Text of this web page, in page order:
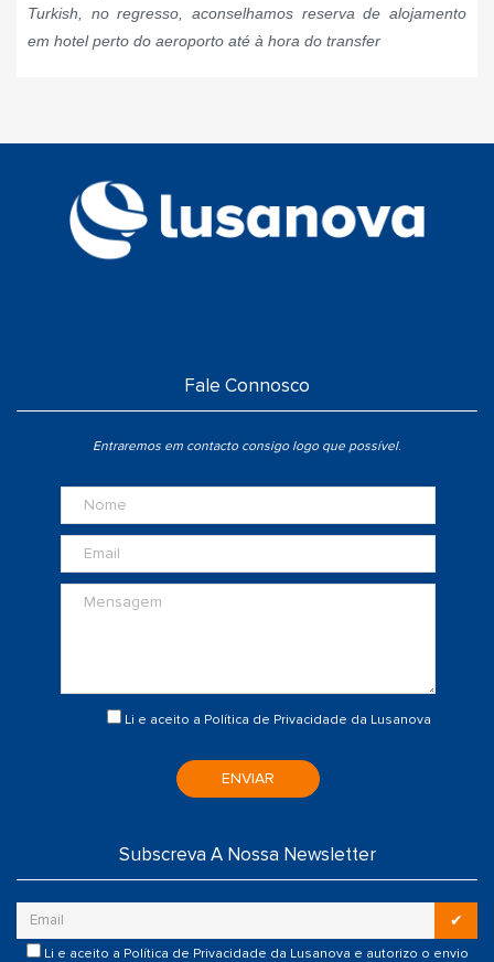
Turkish, no regresso, aconselhamos reserva de alojamento
em hotel perto do aeroporto até à hora do transfer
Fale Connosco
Entraremos em contacto consigo logo que possível.
Li e aceito a Política de Privacidade da Lusanova
ENVIAR
Subscreva A Nossa Newsletter
✔
Li e aceito a Política de Privacidade da Lusanova e autorizo o envio